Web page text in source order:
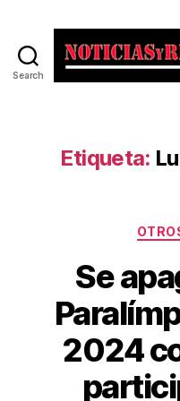
Search
Etiqueta:
Se
2024